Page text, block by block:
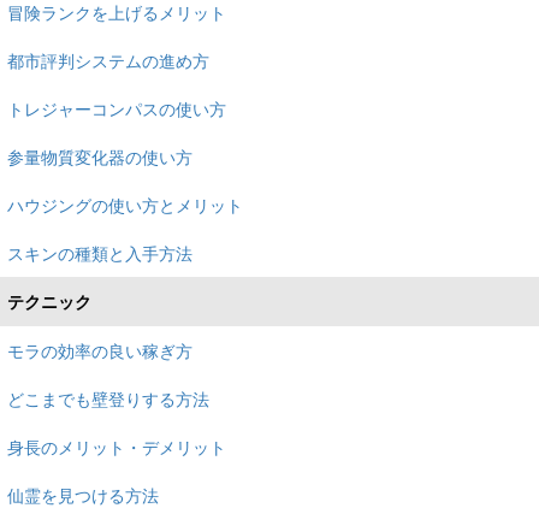
冒険ランクを上げるメリット
都市評判システムの進め方
トレジャーコンパスの使い方
参量物質変化器の使い方
ハウジングの使い方とメリット
スキンの種類と入手方法
テクニック
モラの効率の良い稼ぎ方
どこまでも壁登りする方法
身長のメリット・デメリット
仙霊を見つける方法